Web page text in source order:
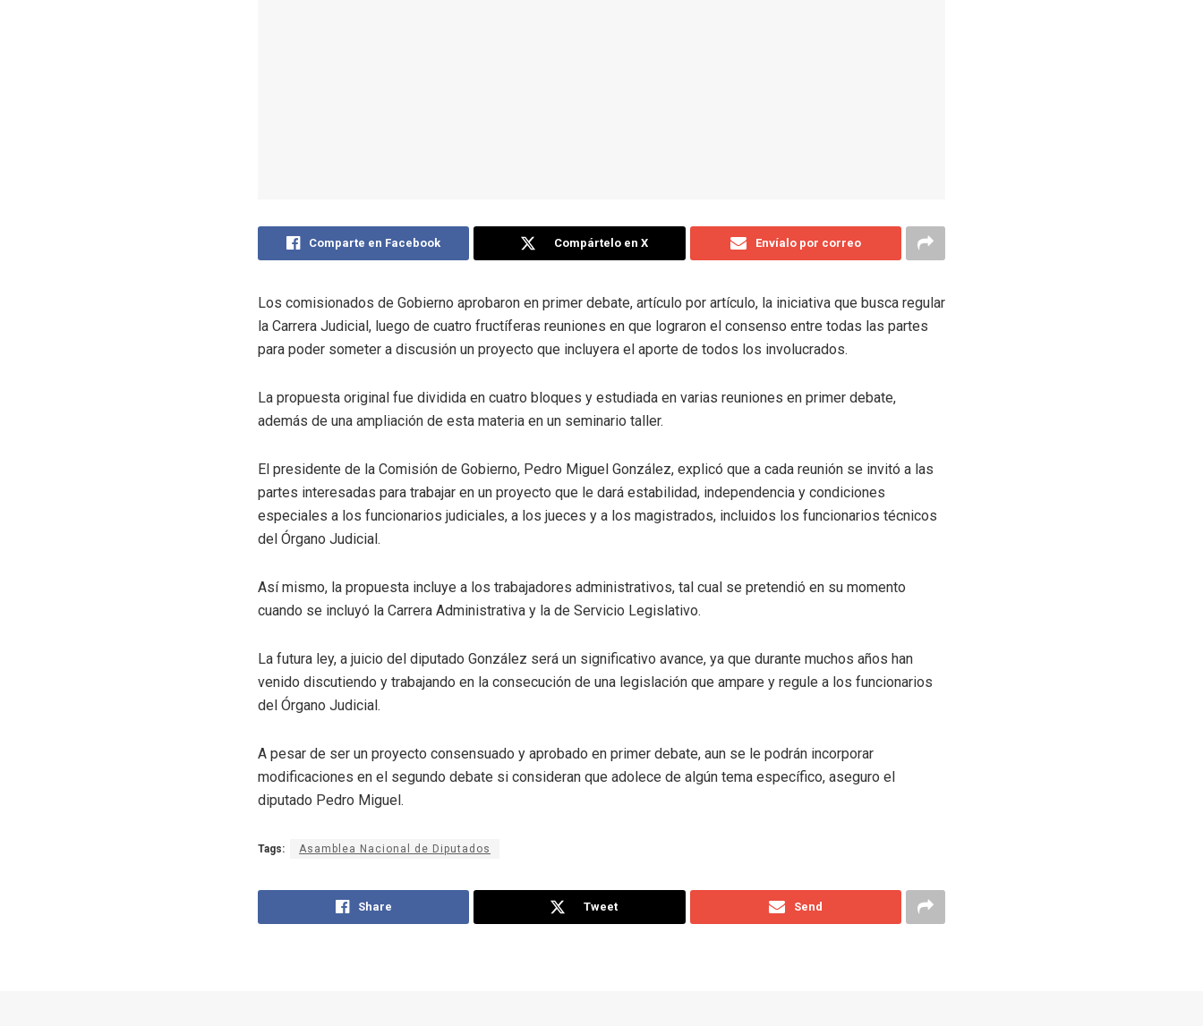
Comparte en Facebook Compártelo en X Envíalo por correo
Los comisionados de Gobierno aprobaron en primer debate, artículo por artículo, la iniciativa que busca regular
la Carrera Judicial, luego de cuatro fructíferas reuniones en que lograron el consenso entre todas las partes
para poder someter a discusión un proyecto que incluyera el aporte de todos los involucrados.
La propuesta original fue dividida en cuatro bloques y estudiada en varias reuniones en primer debate,
además de una ampliación de esta materia en un seminario taller.
El presidente de la Comisión de Gobierno, Pedro Miguel González, explicó que a cada reunión se invitó a las
partes interesadas para trabajar en un proyecto que le dará estabilidad, independencia y condiciones
especiales a los funcionarios judiciales, a los jueces y a los magistrados, incluidos los funcionarios técnicos
del Órgano Judicial.
Así mismo, la propuesta incluye a los trabajadores administrativos, tal cual se pretendió en su momento
cuando se incluyó la Carrera Administrativa y la de Servicio Legislativo.
La futura ley, a juicio del diputado González será un significativo avance, ya que durante muchos años han
venido discutiendo y trabajando en la consecución de una legislación que ampare y regule a los funcionarios
del Órgano Judicial.
A pesar de ser un proyecto consensuado y aprobado en primer debate, aun se le podrán incorporar
modificaciones en el segundo debate si consideran que adolece de algún tema específico, aseguro el
diputado Pedro Miguel.
Tags: Asamblea Nacional de Diputados
Share Tweet Send